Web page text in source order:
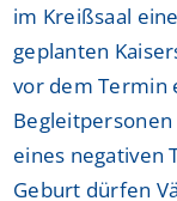
im Kreißsaal
geplanten
vor dem Termin
eines negativen
Geburt dürfen